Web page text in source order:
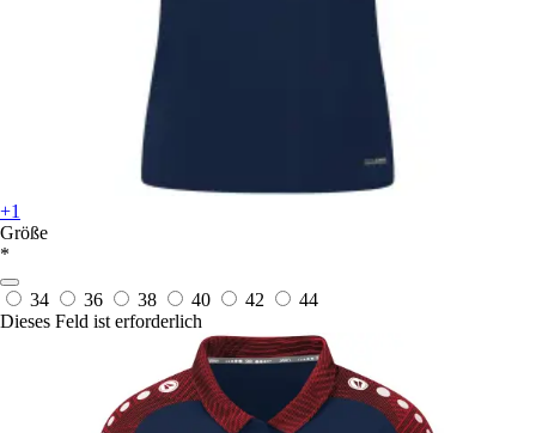
+1
Größe
*
34 36 38 40 42
44
Dieses Feld ist erforderlich